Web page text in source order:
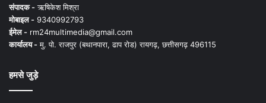
संपादक -ऋषिकेश मिश्रा
मोबाइल - 9340992793
ईमेल - rm24multimedia@gmail.com
कार्यालय -मु. पो. राजपुर (बथानपारा, ढाप रोड) रायगढ़, छत्तीसगढ़ 496115
हमसे जुड़े